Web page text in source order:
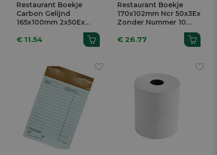
Restaurant Boekje
Carbon Gelijnd
165x100mm 2x50Ex
Met Nummer 10 Stuks
€ 11.54
Restaurant Boekje
170x102mm Ncr 50x3Ex
Zonder Nummer 10
€ 26.77